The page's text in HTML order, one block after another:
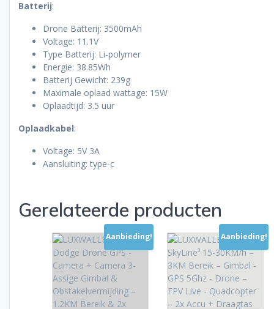
Batterij:
Drone Batterij: 3500mAh
Voltage: 11.1V
Type Batterij: Li-polymer
Energie: 38.85Wh
Batterij Gewicht: 239g
Maximale oplaad wattage: 15W
Oplaadtijd: 3.5 uur
Oplaadkabel:
Voltage: 5V 3A
Aansluiting: type-c
Gerelateerde producten
Aanbieding! Aanbieding!